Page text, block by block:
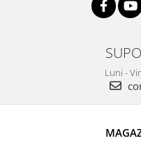
Luni -